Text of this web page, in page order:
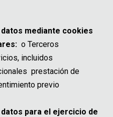
mediante cookies
o Terceros
incluidos
prestación de
previo
para el ejercicio de